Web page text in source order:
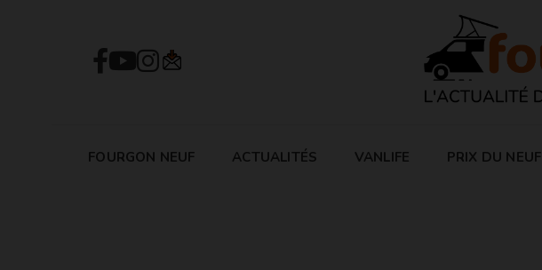
FOURGON NEUF ACTUALITÉS VANLIFE PRIX DU NEUF